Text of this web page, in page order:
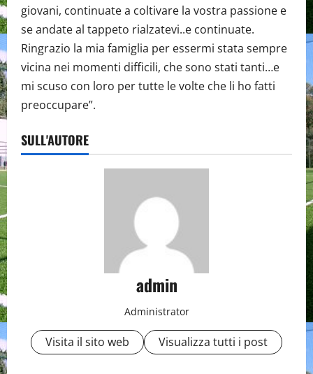
giovani, continuate a coltivare la vostra passione e
se andate al tappeto rialzatevi..e continuate.
Ringrazio la mia famiglia per essermi stata sempre
vicina nei momenti difficili, che sono stati tanti…e
mi scuso con loro per tutte le volte che li ho fatti
preoccupare”.
SULL'AUTORE
admin
Administrator
Visita il sito web Visualizza tutti i post